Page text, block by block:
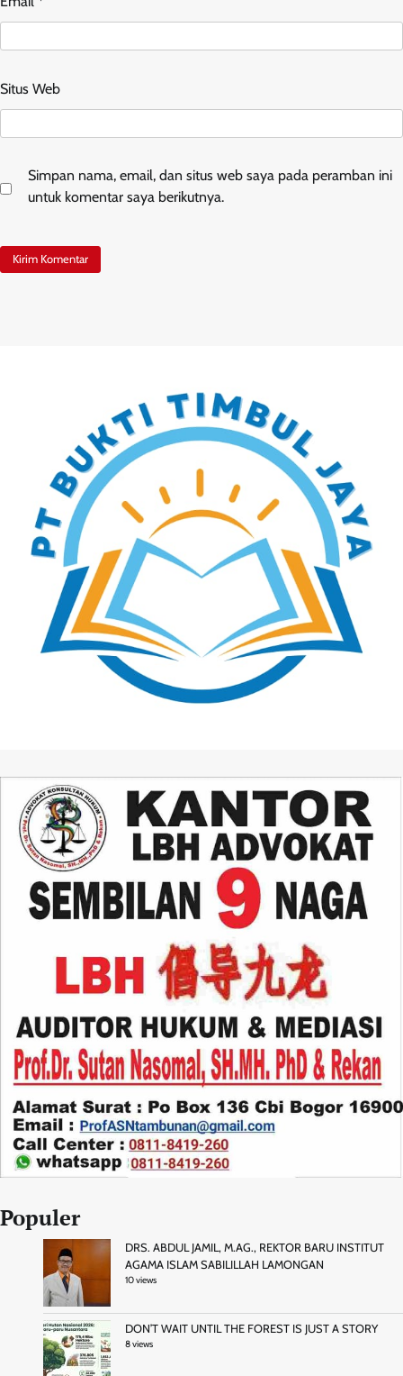
Situs Web
Simpan nama, email, dan situs web saya pada peramban ini
untuk komentar saya berikutnya.
Populer
DRS. ABDUL JAMIL, M.AG., REKTOR BARU INSTITUT
AGAMA ISLAM SABILILLAH LAMONGAN
10 views
DON’T WAIT UNTIL THE FOREST IS JUST A STORY
8 views